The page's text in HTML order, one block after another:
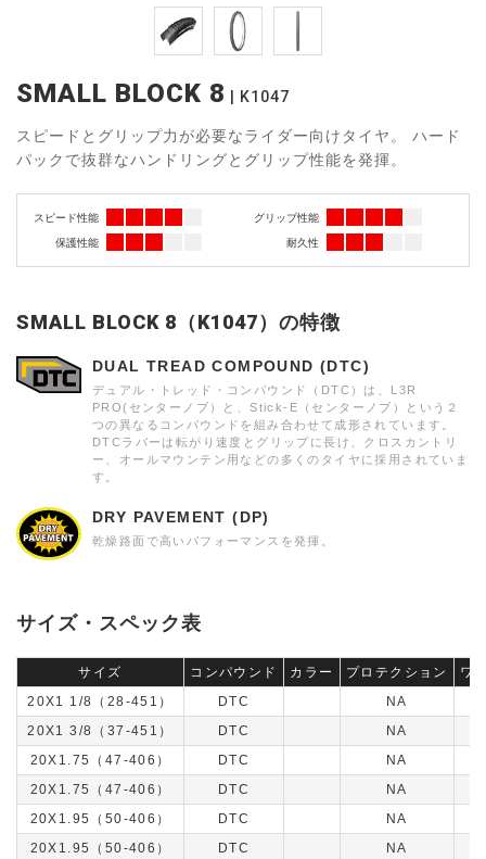
SMALL BLOCK 8 K1047
スピードとグリップ力が必要なライダー向けタイヤ。 ハード
パックで抜群なハンドリングとグリップ性能を発揮。
スピード性能 グリップ性能
保護性能 耐久性
SMALL BLOCK 8（K1047）の特徴
DUAL TREAD COMPOUND (DTC)
デュアル・トレッド・コンパウンド（DTC）は、L3R
PRO(センターノブ）と、Stick-E（センターノブ）という２
つの異なるコンパウンドを組み合わせて成形されています。
DTCラバーは転がり速度とグリップに長け、クロスカントリ
ー、オールマウンテン用などの多くのタイヤに採用されていま
す。
DRY PAVEMENT (DP)
乾燥路面で高いパフォーマンスを発揮。
サイズ・スペック表
サイズ コンパウンド カラー プロテクション
ワ
20X1 1/8（28-451）
DTC
NA
20X1 3/8（37-451）
DTC
NA
20X1.75（47-406）
DTC NA
20X1.75（47-406）
DTC
NA
20X1.95（50-406）
DTC NA
20X1.95（50-406）
DTC
NA